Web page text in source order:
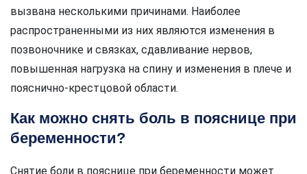
вызвана несколькими причинами. Наиболее
распространенными из них являются изменения в
позвоночнике и связках, сдавливание нервов,
повышенная нагрузка на спину и изменения в плече и
пояснично-крестцовой области.
Как можно снять боль в пояснице при
беременности?
Снятие боли в пояснице при беременности может